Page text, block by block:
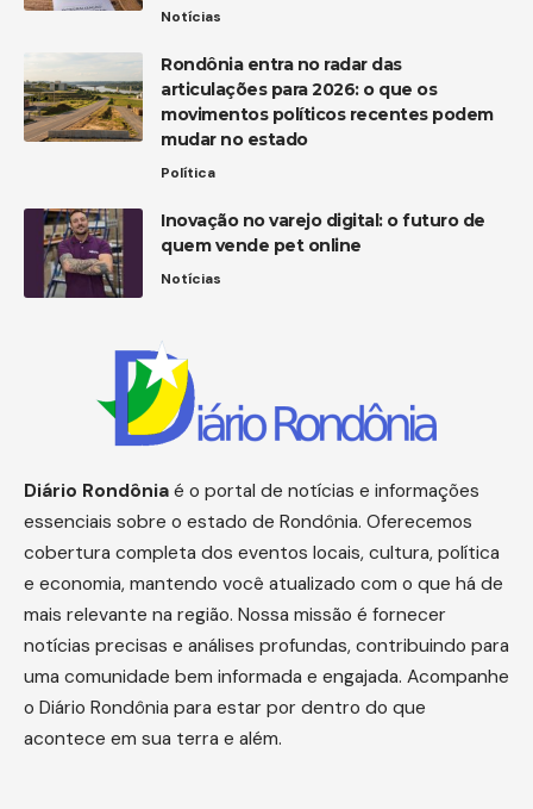
Notícias
Rondônia entra no radar das
articulações para 2026: o que os
movimentos políticos recentes podem
mudar no estado
Política
Inovação no varejo digital: o futuro de
quem vende pet online
Notícias
Diário Rondôniaé o portal de notícias e informações
essenciais sobre o estado de Rondônia. Oferecemos
cobertura completa dos eventos locais, cultura, política
e economia, mantendo você atualizado com o que há de
mais relevante na região. Nossa missão é fornecer
notícias precisas e análises profundas, contribuindo para
uma comunidade bem informada e engajada. Acompanhe
o Diário Rondônia para estar por dentro do que
acontece em sua terra e além.